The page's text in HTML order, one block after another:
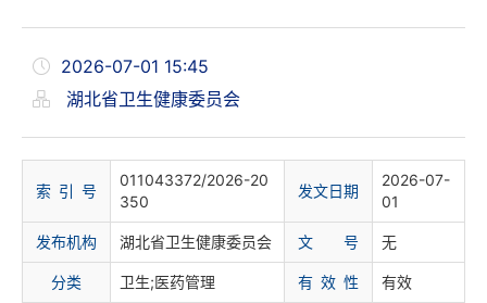
2026-07-01 15:45
湖北省卫生健康委员会
索 引 号
011043372/2026-20
350
发文日期
2026-07-
01
发布机构 湖北省卫生健康委员会 文 号 无
分类 卫生;医药管理 有 效 性 有效